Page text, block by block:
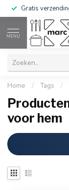
Gratis
MENU
Home / Tags /
voor hem